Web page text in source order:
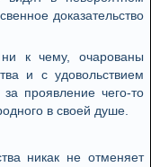
доказательство
к чему, очарованы
и с удовольствием
проявление чего-то
в своей душе.
никак не отменяет